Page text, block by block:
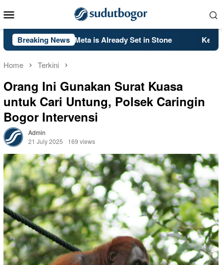
to
Menu
Breaking News
2’s PS5 Meta is Already Set in Stone Kelsey
Home Terkini
Orang Ini Gunakan Surat Kuasa
untuk Cari Untung, Polsek Caringin
Bogor Intervensi
Admin
21 July 2025
169 views